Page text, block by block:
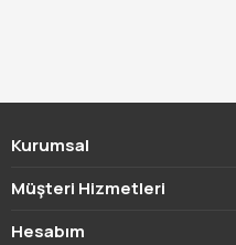
Kurumsal
Müşteri Hizmetleri
Hesabım